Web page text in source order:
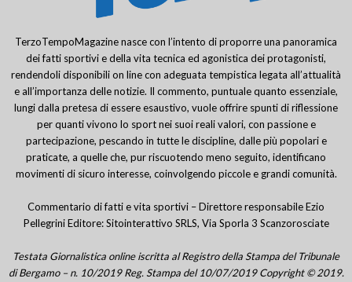
TerzoTempoMagazine nasce con l’intento di proporre una panoramica
dei fatti sportivi e della vita tecnica ed agonistica dei protagonisti,
rendendoli disponibili on line con adeguata tempistica legata all’attualità
e all’importanza delle notizie. Il commento, puntuale quanto essenziale,
lungi dalla pretesa di essere esaustivo, vuole offrire spunti di riflessione
per quanti vivono lo sport nei suoi reali valori, con passione e
partecipazione, pescando in tutte le discipline, dalle più popolari e
praticate, a quelle che, pur riscuotendo meno seguito, identificano
movimenti di sicuro interesse, coinvolgendo piccole e grandi comunità.
Commentario di fatti e vita sportivi – Direttore responsabile Ezio
Pellegrini Editore: Sitointerattivo SRLS, Via Sporla 3 Scanzorosciate
Testata Giornalistica online iscritta al Registro della Stampa del Tribunale
di Bergamo – n. 10/2019 Reg. Stampa del 10/07/2019 Copyright © 2019.